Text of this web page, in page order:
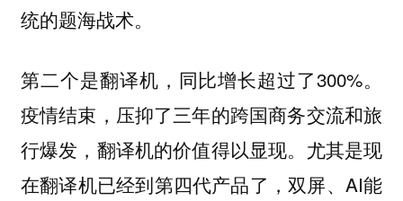
统的题海战术。
第二个是翻译机，同比增长超过了300%。
疫情结束，压抑了三年的跨国商务交流和旅
行爆发，翻译机的价值得以显现。尤其是现
在翻译机已经到第四代产品了，双屏、AI能